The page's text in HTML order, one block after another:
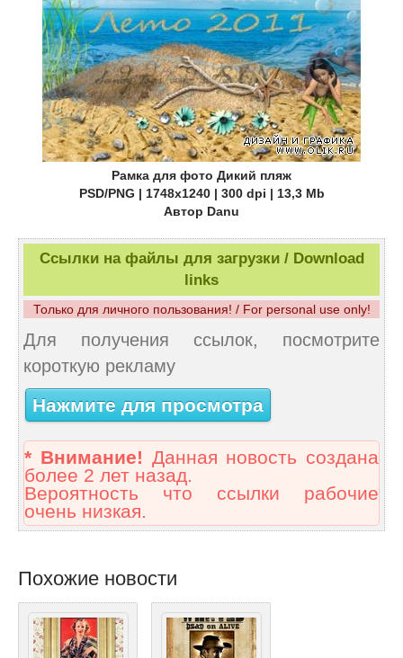
Рамка для фото Дикий пляж
PSD/PNG | 1748x1240 | 300 dpi | 13,3 Mb
Автор Danu
Ссылки на файлы для загрузки / Download
links
Только для личного пользования! / For personal use only!
Для получения ссылок, посмотрите
короткую рекламу
Нажмите для просмотра
* Внимание! Данная новость создана
более 2 лет назад.
Вероятность что ссылки рабочие
очень низкая.
Похожие новости